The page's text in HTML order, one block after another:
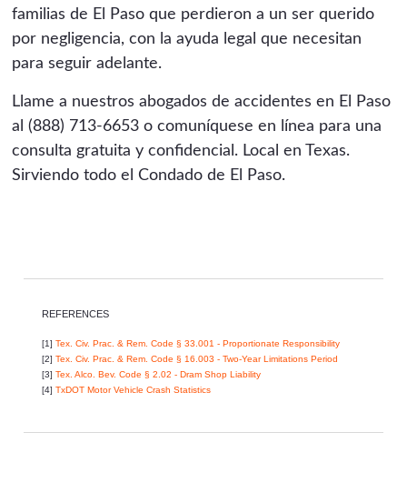
familias de El Paso que perdieron a un ser querido
por negligencia, con la ayuda legal que necesitan
para seguir adelante.
Llame a nuestros abogados de accidentes en El Paso
al (888) 713-6653 o comuníquese en línea para una
consulta gratuita y confidencial. Local en Texas.
Sirviendo todo el Condado de El Paso.
REFERENCES
[1]Tex. Civ. Prac. & Rem. Code § 33.001 - Proportionate Responsibility
[2]Tex. Civ. Prac. & Rem. Code § 16.003 - Two-Year Limitations Period
[3]Tex. Alco. Bev. Code § 2.02 - Dram Shop Liability
[4]TxDOT Motor Vehicle Crash Statistics